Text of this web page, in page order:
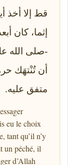
قط إلا أخذ
إثما، كان
-صلى الله
أن تُنْتهَك
متفق عليه.
eu le choix
tant qu’il n’y
un péché, il
d’Allah